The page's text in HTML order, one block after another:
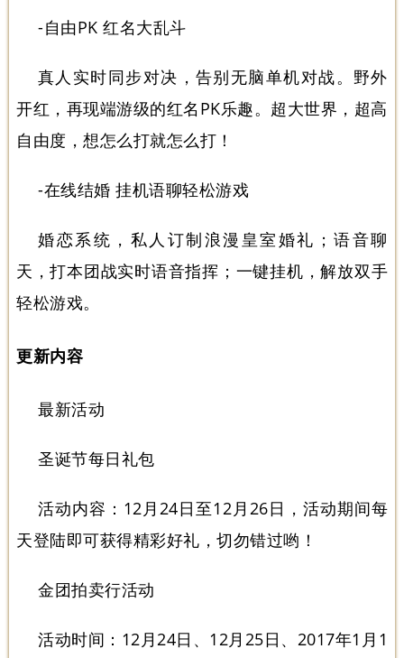
-自由PK 红名大乱斗
真人实时同步对决，告别无脑单机对战。野外
开红，再现端游级的红名PK乐趣。超大世界，超高
自由度，想怎么打就怎么打！
-在线结婚 挂机语聊轻松游戏
婚恋系统，私人订制浪漫皇室婚礼；语音聊
天，打本团战实时语音指挥；一键挂机，解放双手
轻松游戏。
更新内容
最新活动
圣诞节每日礼包
活动内容：12月24日至12月26日，活动期间每
天登陆即可获得精彩好礼，切勿错过哟！
金团拍卖行活动
活动时间：12月24日、12月25日、2017年1月1